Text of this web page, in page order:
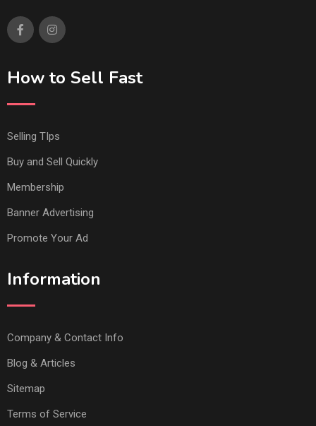
How to Sell Fast
Selling TIps
Buy and Sell Quickly
Membership
Banner Advertising
Promote Your Ad
Information
Company & Contact Info
Blog & Articles
Sitemap
Terms of Service